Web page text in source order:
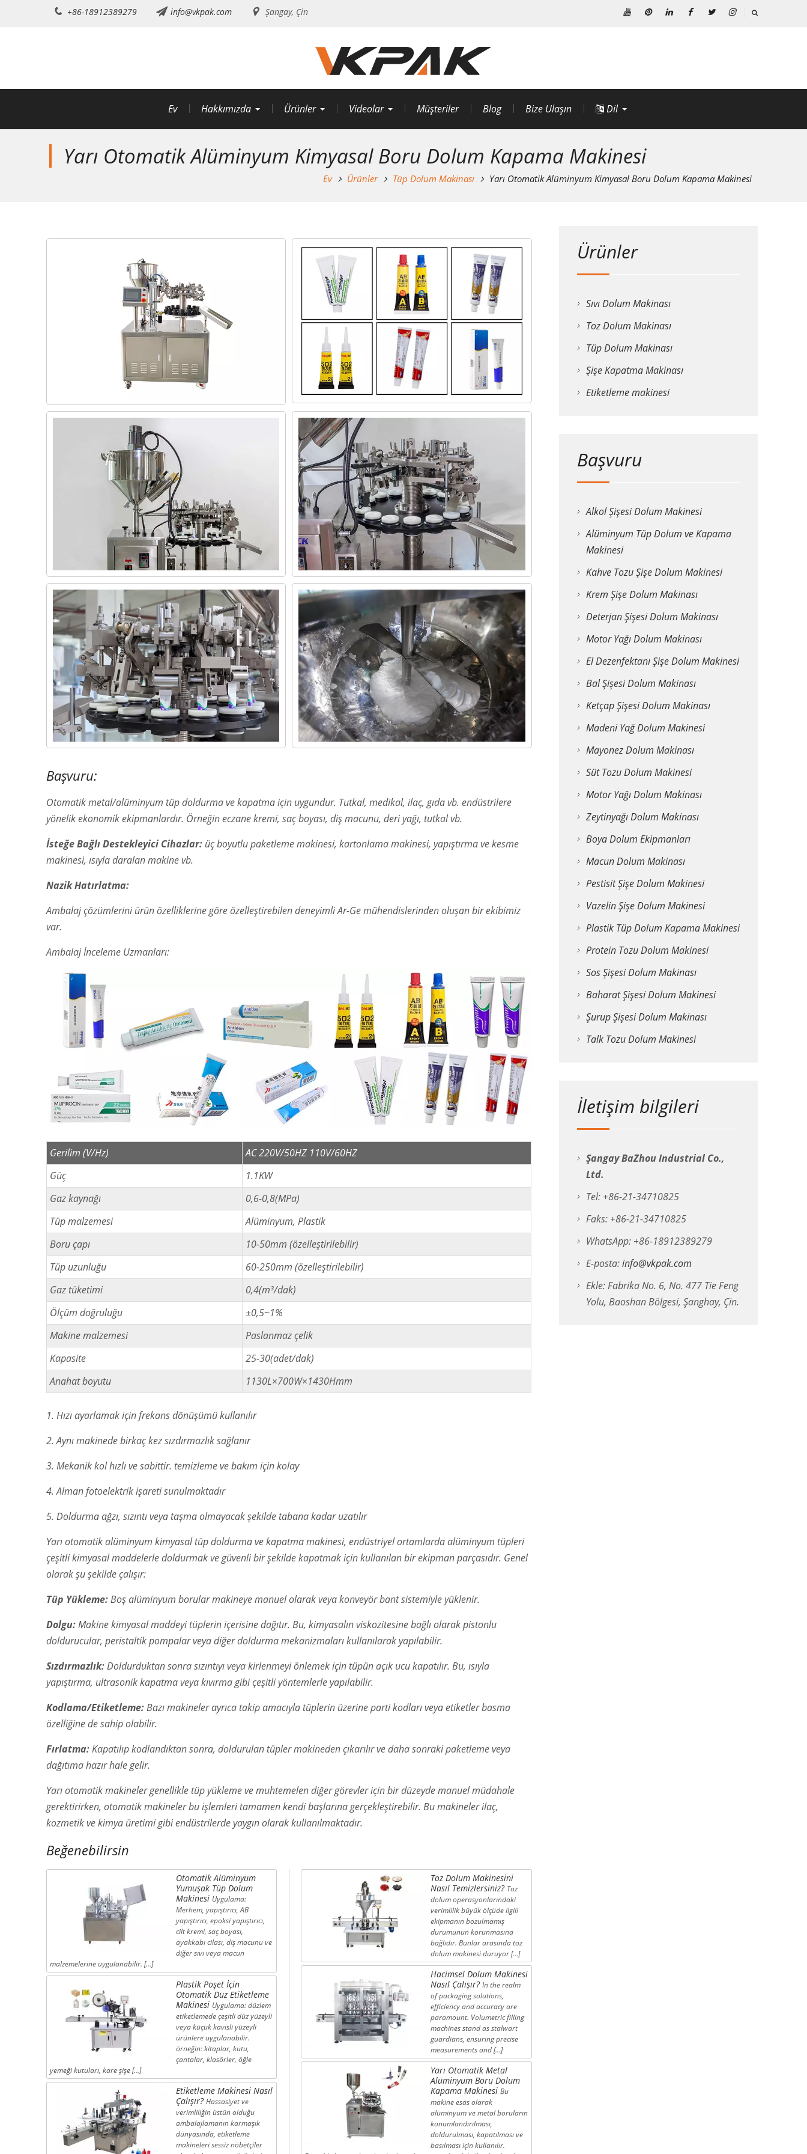
+86-18912389279 info@vkpak.com Şangay, Çin
Ev Hakkımızda Ürünler Videolar Müşteriler Blog Bize Ulaşın Dil
Yarı Otomatik Alüminyum Kimyasal Boru Dolum Kapama Makinesi
Ev Ürünler Tüp Dolum Makinası Yarı Otomatik Alüminyum Kimyasal Boru Dolum Kapama Makinesi
Başvuru:
Otomatik metal/alüminyum tüp doldurma ve kapatma için uygundur. Tutkal, medikal, ilaç, gıda vb. endüstrilere
yönelik ekonomik ekipmanlardır. Örneğin eczane kremi, saç boyası, diş macunu, deri yağı, tutkal vb.
İsteğe Bağlı Destekleyici Cihazlar: üç boyutlu paketleme makinesi, kartonlama makinesi, yapıştırma ve kesme
makinesi, ısıyla daralan makine vb.
Nazik Hatırlatma:
Ambalaj çözümlerini ürün özelliklerine göre özelleştirebilen deneyimli Ar-Ge mühendislerinden oluşan bir ekibimiz
var.
Ambalaj İnceleme Uzmanları:
Gerilim (V/Hz)
AC 220V/50HZ 110V/60HZ
Güç
1.1KW
Gaz kaynağı
0,6-0,8(MPa)
Tüp malzemesi
Alüminyum, Plastik
Boru çapı
10-50mm (özelleştirilebilir)
Tüp uzunluğu
60-250mm (özelleştirilebilir)
Gaz tüketimi
0,4(m³/dak)
Ölçüm doğruluğu
±0,5~1%
Makine malzemesi
Paslanmaz çelik
Kapasite
25-30(adet/dak)
Anahat boyutu
1130L×700W×1430Hmm
1. Hızı ayarlamak için frekans dönüşümü kullanılır
2. Aynı makinede birkaç kez sızdırmazlık sağlanır
3. Mekanik kol hızlı ve sabittir. temizleme ve bakım için kolay
4. Alman fotoelektrik işareti sunulmaktadır
5. Doldurma ağzı, sızıntı veya taşma olmayacak şekilde tabana kadar uzatılır
Yarı otomatik alüminyum kimyasal tüp doldurma ve kapatma makinesi, endüstriyel ortamlarda alüminyum tüpleri
çeşitli kimyasal maddelerle doldurmak ve güvenli bir şekilde kapatmak için kullanılan bir ekipman parçasıdır. Genel
olarak şu şekilde çalışır:
Tüp Yükleme:Boş alüminyum borular makineye manuel olarak veya konveyör bant sistemiyle yüklenir.
Dolgu:Makine kimyasal maddeyi tüplerin içerisine dağıtır. Bu, kimyasalın viskozitesine bağlı olarak pistonlu
doldurucular, peristaltik pompalar veya diğer doldurma mekanizmaları kullanılarak yapılabilir.
Sızdırmazlık:Doldurduktan sonra sızıntıyı veya kirlenmeyi önlemek için tüpün açık ucu kapatılır. Bu, ısıyla
yapıştırma, ultrasonik kapatma veya kıvırma gibi çeşitli yöntemlerle yapılabilir.
Kodlama/Etiketleme:Bazı makineler ayrıca takip amacıyla tüplerin üzerine parti kodları veya etiketler basma
özelliğine de sahip olabilir.
Fırlatma:Kapatılıp kodlandıktan sonra, doldurulan tüpler makineden çıkarılır ve daha sonraki paketleme veya
dağıtıma hazır hale gelir.
Yarı otomatik makineler genellikle tüp yükleme ve muhtemelen diğer görevler için bir düzeyde manuel müdahale
gerektirirken, otomatik makineler bu işlemleri tamamen kendi başlarına gerçekleştirebilir. Bu makineler ilaç,
kozmetik ve kimya üretimi gibi endüstrilerde yaygın olarak kullanılmaktadır.
Beğenebilirsin
Otomatik Alüminyum
Yumuşak Tüp Dolum
Makinesi Uygulama:
Merhem, yapıştırıcı, AB
yapıştırıcı, epoksi yapıştırıcı,
cilt kremi, saç boyası,
ayakkabı cilası, diş macunu ve
diğer sıvı veya macun
malzemelerine uygulanabilir. […]
Plastik Poşet İçin
Otomatik Düz Etiketleme
Makinesi Uygulama: düzlem
etiketlemede çeşitli düz yüzeyli
veya küçük kavisli yüzeyli
ürünlere uygulanabilir.
örneğin: kitaplar, kutu,
çantalar, klasörler, öğle
yemeği kutuları, kare şişe […]
Etiketleme Makinesi Nasıl
Çalışır? Hassasiyet ve
verimliliğin üstün olduğu
ambalajlamanın karmaşık
dünyasında, etiketleme
makineleri sessiz nöbetçiler
Toz Dolum Makinesini
Nasıl Temizlersiniz? Toz
dolum operasyonlarındaki
verimlilik büyük ölçüde ilgili
ekipmanın bozulmamış
durumunun korunmasına
bağlıdır. Bunlar arasında toz
dolum makinesi duruyor […]
Hacimsel Dolum Makinesi
Nasıl Çalışır? In the realm
of packaging solutions,
efficiency and accuracy are
paramount. Volumetric filling
machines stand as stalwart
guardians, ensuring precise
measurements and […]
Yarı Otomatik Metal
Alüminyum Boru Dolum
Kapama Makinesi Bu
makine esas olarak
alüminyum ve metal boruların
konumlandırılması,
doldurulması, kapatılması ve
basılması için kullanılır.
Ürünler
Sıvı Dolum Makinası
Toz Dolum Makinası
Tüp Dolum Makinası
Şişe Kapatma Makinası
Etiketleme makinesi
Başvuru
Alkol Şişesi Dolum Makinesi
Alüminyum Tüp Dolum ve Kapama
Makinesi
Kahve Tozu Şişe Dolum Makinesi
Krem Şişe Dolum Makinası
Deterjan Şişesi Dolum Makinası
Motor Yağı Dolum Makinası
El Dezenfektanı Şişe Dolum Makinesi
Bal Şişesi Dolum Makinası
Ketçap Şişesi Dolum Makinası
Madeni Yağ Dolum Makinesi
Mayonez Dolum Makinası
Süt Tozu Dolum Makinesi
Motor Yağı Dolum Makinası
Zeytinyağı Dolum Makinası
Boya Dolum Ekipmanları
Macun Dolum Makinası
Pestisit Şişe Dolum Makinesi
Vazelin Şişe Dolum Makinesi
Plastik Tüp Dolum Kapama Makinesi
Protein Tozu Dolum Makinesi
Sos Şişesi Dolum Makinası
Baharat Şişesi Dolum Makinesi
Şurup Şişesi Dolum Makinası
Talk Tozu Dolum Makinesi
İletişim bilgileri
Şangay BaZhou Industrial Co.,
Ltd.
Tel: +86-21-34710825
Faks: +86-21-34710825
WhatsApp: +86-18912389279
E-posta:info@vkpak.com
Ekle: Fabrika No. 6, No. 477 Tie Feng
Yolu, Baoshan Bölgesi, Şanghay, Çin.